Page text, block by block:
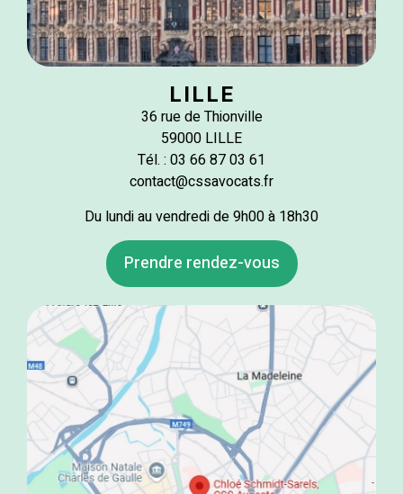
LILLE
36 rue de Thionville
59000 LILLE
Tél. : 03 66 87 03 61
contact@cssavocats.fr
Du lundi au vendredi de 9h00 à 18h30
Prendre rendez-vous